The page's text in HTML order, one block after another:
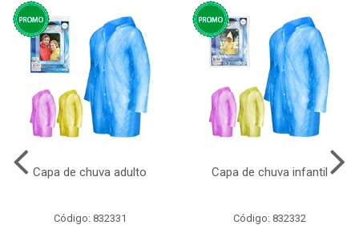
Capa de chuva adulto
Código: 832331
Capa de chuva infantil
Código: 832332